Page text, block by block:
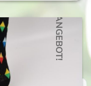
ANGEBOT!